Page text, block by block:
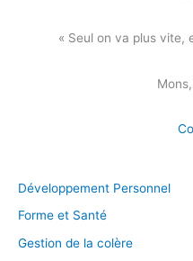
« Seul on va plus vite,
Développement Personnel
Forme et Santé
Gestion de la colère